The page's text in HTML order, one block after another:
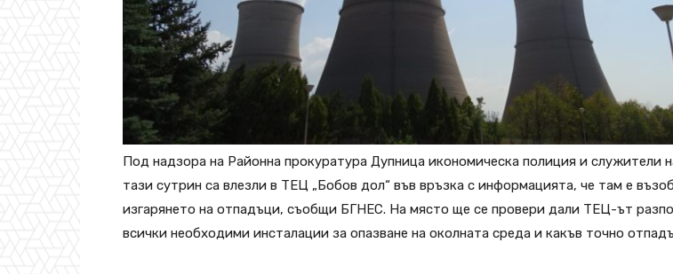
Под надзора на Районна прокуратура Дупница икономическа полиция и служители
тази сутрин са влезли в ТЕЦ „Бобов дол“ във връзка с информацията, че там е
изгарянето на отпадъци, съобщи БГНЕС. На място ще се провери дали ТЕЦ-ът
всички необходими инсталации за опазване на околната среда и какъв точно